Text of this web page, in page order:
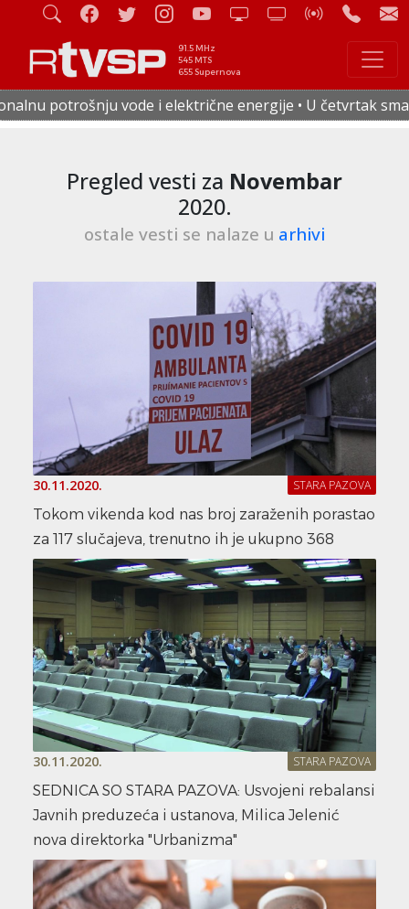
91.5 MHz
545 MTS
655 Supernova
energije • U četvrtak smanjen pritisak vode u
Pregled vesti za Novembar
2020.
ostale vesti se nalaze u arhivi
30.11.2020. STARA PAZOVA
Tokom vikenda kod nas broj zaraženih porastao
za 117 slučajeva, trenutno ih je ukupno 368
30.11.2020. STARA PAZOVA
SEDNICA SO STARA PAZOVA: Usvojeni rebalansi
Javnih preduzeća i ustanova, Milica Jelenić
nova direktorka "Urbanizma"